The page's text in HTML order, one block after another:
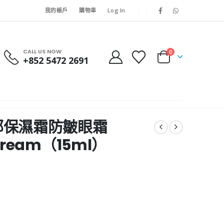
我的帳戶 購物車 Log In
CALL US NOW
+852 5472 2691
0
濕霜防皺眼霜
（15ml）